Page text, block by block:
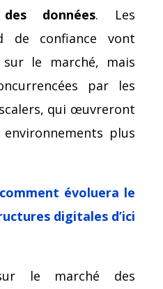
données. Les
de confiance vont
le marché, mais
par les
qui œuvreront
plus
évoluera le
digitales d’ici
le marché des